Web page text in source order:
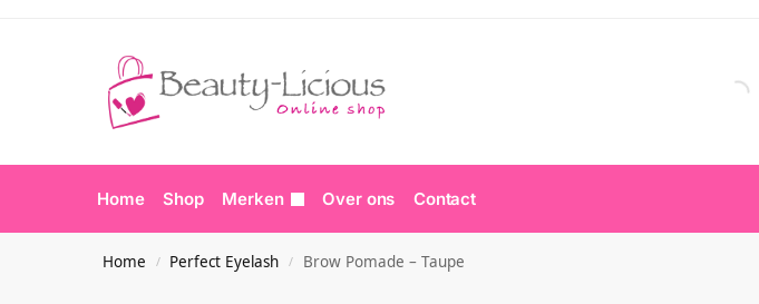
Home Shop Merken Over ons Contact
Home / Perfect Eyelash / Brow Pomade – Taupe